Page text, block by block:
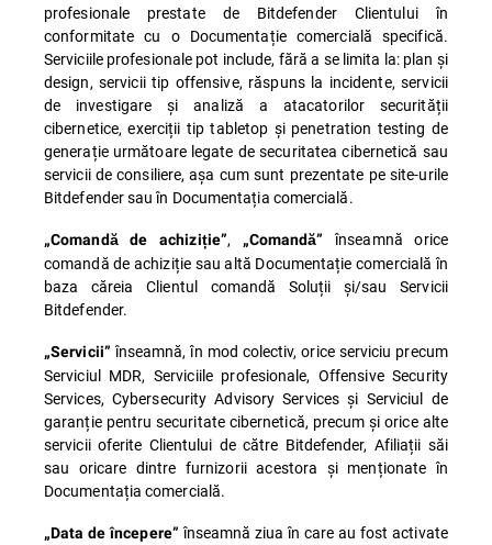
profesionale prestate de Bitdefender Clientului în
conformitate cu o Documentație comercială specifică.
Serviciile profesionale pot include, fără a se limita la: plan și
design, servicii tip offensive, răspuns la incidente, servicii
de investigare și analiză a atacatorilor securității
cibernetice, exerciții tip tabletop și penetration testing de
generație următoare legate de securitatea cibernetică sau
servicii de consiliere, așa cum sunt prezentate pe site-urile
Bitdefender sau în Documentația comercială.
„Comandă de achiziție”, „Comandă”înseamnă orice
comandă de achiziție sau altă Documentație comercială în
baza căreia Clientul comandă Soluții și/sau Servicii
Bitdefender.
„Servicii” înseamnă, în mod colectiv, orice serviciu precum
Serviciul MDR, Serviciile profesionale, Offensive Security
Services, Cybersecurity Advisory Services și Serviciul de
garanție pentru securitate cibernetică, precum și orice alte
servicii oferite Clientului de către Bitdefender, Afiliații săi
sau oricare dintre furnizorii acestora și menționate în
Documentația comercială.
„Data de începere” înseamnă ziua în care au fost activate